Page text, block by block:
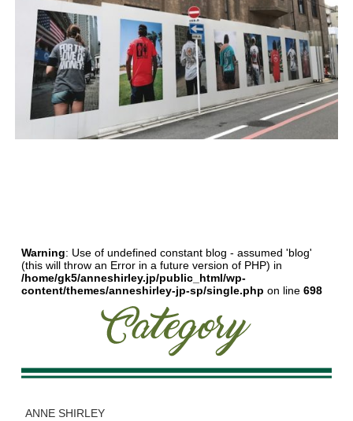
Warning: Use of undefined constant blog - assumed 'blog'
(this will throw an Error in a future version of PHP) in
/home/gk5/anneshirley.jp/public_html/wp-
content/themes/anneshirley-jp-sp/single.php on line698
ANNE SHIRLEY